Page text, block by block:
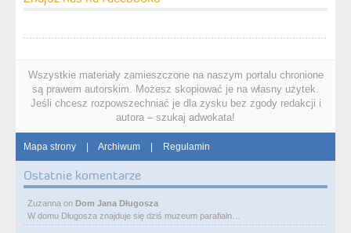
Wszystkie materiały zamieszczone na naszym portalu chronione
są prawem autorskim. Możesz skopiować je na własny użytek.
Jeśli chcesz rozpowszechniać je dla zysku bez zgody redakcji i
autora – szukaj adwokata!
Mapa strony | Archiwum | Regulamin
Ostatnie komentarze
Zuzanna on Dom Jana Długosza
W domu Długosza znajduje się dziś muzeum parafialn…